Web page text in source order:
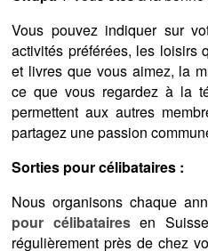
Vous pouvez indiquer sur
activités préférées, les loisirs
et livres que vous aimez, la
ce que vous regardez à la
permettent aux autres
partagez une passion
Sorties pour célibataires :
Nous organisons chaque
pour célibatairesen Suisse
régulièrement près de chez